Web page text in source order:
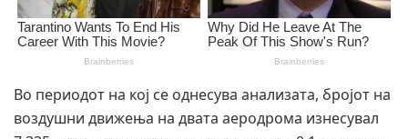
Во периодот на кој се однесува анализата, бројот на
воздушни движења на двата аеродрома изнесувал